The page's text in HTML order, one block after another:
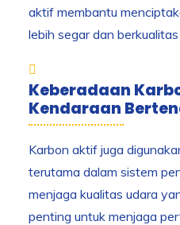
aktif membantu
lebih segar dan berkualitas
Keberadaan
Kendaraan
Karbon aktif juga
terutama dalam sistem
menjaga kualitas udara
penting untuk menjaga